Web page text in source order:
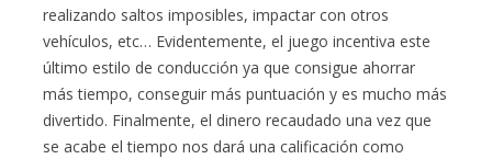
realizando saltos imposibles, impactar con otros
vehículos, etc… Evidentemente, el juego incentiva este
último estilo de conducción ya que consigue ahorrar
más tiempo, conseguir más puntuación y es mucho más
divertido. Finalmente, el dinero recaudado una vez que
se acabe el tiempo nos dará una calificación como